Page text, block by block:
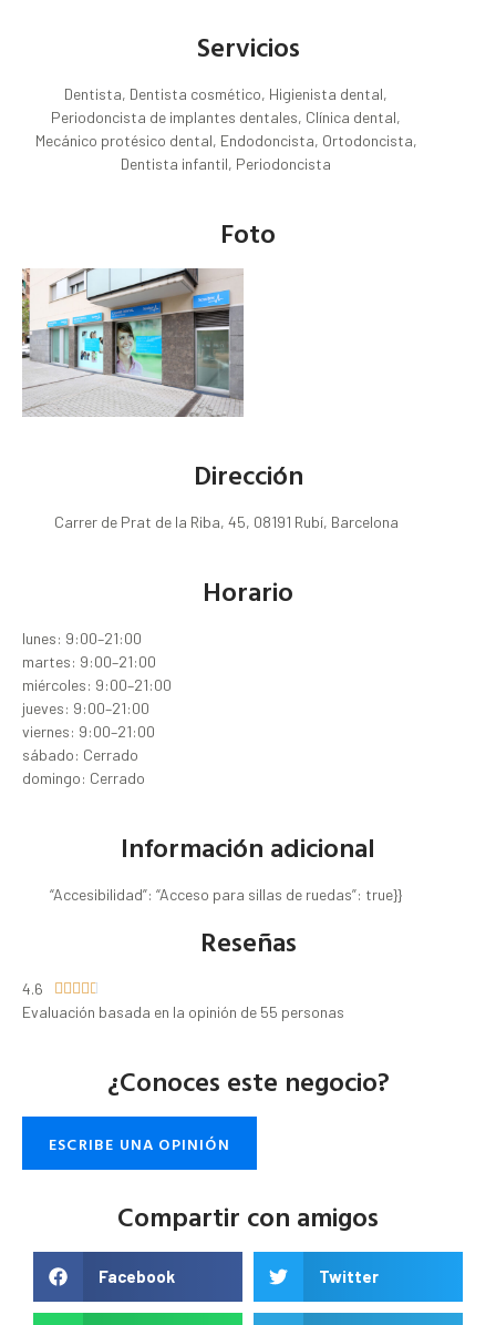
Servicios
Dentista, Dentista cosmético, Higienista dental,
Periodoncista de implantes dentales, Clínica dental,
Mecánico protésico dental, Endodoncista, Ortodoncista,
Dentista infantil, Periodoncista
Foto
Dirección
Carrer de Prat de la Riba, 45, 08191 Rubí, Barcelona
Horario
lunes: 9:00–21:00
martes: 9:00–21:00
miércoles: 9:00–21:00
jueves: 9:00–21:00
viernes: 9:00–21:00
sábado: Cerrado
domingo: Cerrado
Información adicional
“Accesibilidad”: “Acceso para sillas de ruedas”: true}}
Reseñas
4.6 
Evaluación basada en la opinión de 55 personas
¿Conoces este negocio?
ESCRIBE UNA OPINIÓN
Compartir con amigos
Facebook Twitter